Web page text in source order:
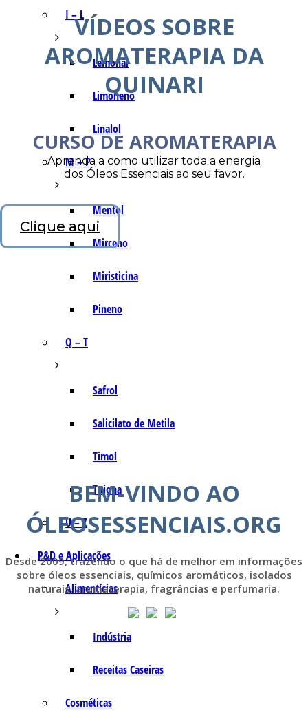
I – L
Lemonal
Limoneno
Linalol
M – P
Mentol
Mirceno
Miristicina
Pineno
Q – T
Safrol
Salicilato de Metila
Timol
Tujona
U – Z
P&D e Aplicações
Alimentícias
Indústria
Receitas Caseiras
Cosméticas
VÍDEOS SOBRE
AROMATERAPIA DA
QUINARI
CURSO DE AROMATERAPIA
Aprenda a como utilizar toda a energia
dos Óleos Essenciais ao seu favor.
Clique aqui
BEM-VINDO AO
ÓLEOSESSENCIAIS.ORG
Desde 2009, trazendo o que há de melhor em informações
sobre óleos essenciais, químicos aromáticos, isolados
naturais, aromaterapia, fragrâncias e perfumaria.